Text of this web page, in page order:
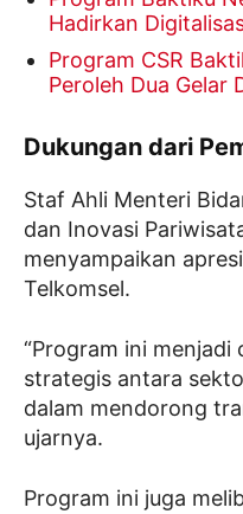
Hadirkan
Program CSR
Peroleh Dua Gelar
Dukungan dari
Staf Ahli Menteri
dan Inovasi
menyampaikan
Telkomsel.
“Program ini
strategis antara
dalam mendorong
ujarnya.
Program ini juga